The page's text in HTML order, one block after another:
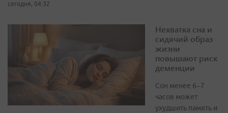
сегодня, 04:32
Нехватка сна и
сидячий образ
жизни
повышают риск
деменции
Сон менее 6–7
часов может
ухудшить память и